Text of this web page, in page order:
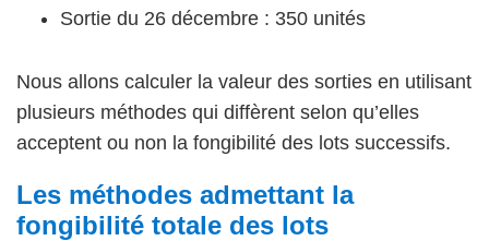
Sortie du 26 décembre : 350 unités
Nous allons calculer la valeur des sorties en utilisant
plusieurs méthodes qui diffèrent selon qu’elles
acceptent ou non la fongibilité des lots successifs.
Les méthodes admettant la
fongibilité totale des lots